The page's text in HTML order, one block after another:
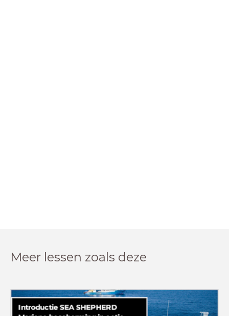
Meer lessen zoals deze